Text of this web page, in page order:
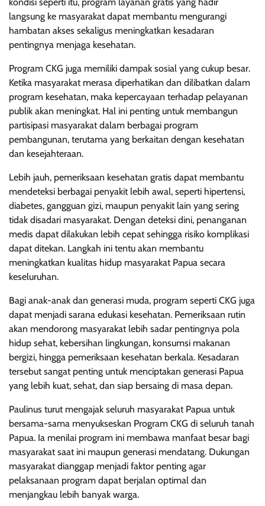
langsung ke masyarakat dapat membantu mengurangi
hambatan akses sekaligus meningkatkan kesadaran
pentingnya menjaga kesehatan.
Program CKG juga memiliki dampak sosial yang cukup besar.
Ketika masyarakat merasa diperhatikan dan dilibatkan dalam
program kesehatan, maka kepercayaan terhadap pelayanan
publik akan meningkat. Hal ini penting untuk membangun
partisipasi masyarakat dalam berbagai program
pembangunan, terutama yang berkaitan dengan kesehatan
dan kesejahteraan.
Lebih jauh, pemeriksaan kesehatan gratis dapat membantu
mendeteksi berbagai penyakit lebih awal, seperti hipertensi,
diabetes, gangguan gizi, maupun penyakit lain yang sering
tidak disadari masyarakat. Dengan deteksi dini, penanganan
medis dapat dilakukan lebih cepat sehingga risiko komplikasi
dapat ditekan. Langkah ini tentu akan membantu
meningkatkan kualitas hidup masyarakat Papua secara
keseluruhan.
Bagi anak-anak dan generasi muda, program seperti CKG juga
dapat menjadi sarana edukasi kesehatan. Pemeriksaan rutin
akan mendorong masyarakat lebih sadar pentingnya pola
hidup sehat, kebersihan lingkungan, konsumsi makanan
bergizi, hingga pemeriksaan kesehatan berkala. Kesadaran
tersebut sangat penting untuk menciptakan generasi Papua
yang lebih kuat, sehat, dan siap bersaing di masa depan.
Paulinus turut mengajak seluruh masyarakat Papua untuk
bersama-sama menyukseskan Program CKG di seluruh tanah
Papua. Ia menilai program ini membawa manfaat besar bagi
masyarakat saat ini maupun generasi mendatang. Dukungan
masyarakat dianggap menjadi faktor penting agar
pelaksanaan program dapat berjalan optimal dan
menjangkau lebih banyak warga.